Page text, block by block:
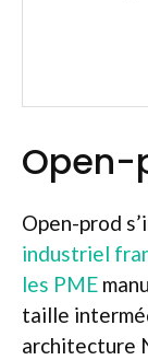
Open-
Open-prod
industriel
les PME
taille
architecture